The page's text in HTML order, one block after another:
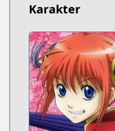
Karakter